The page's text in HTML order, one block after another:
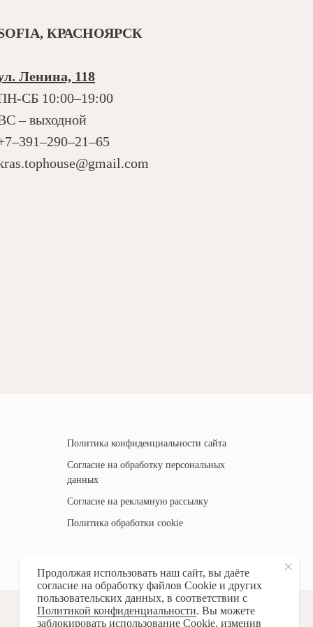
Продолжая использовать наш сайт, вы даёте
согласие на обработку файлов Cookie и других
пользовательских данных, в соответствии с
Политикой конфиденциальности. Вы можете
заблокировать использование Cookie, изменив
КРАСНОЯРСК
Ленина, 118
СБ 10:00–19:00
– выходной
Политика конфиденциальности сайта
Согласие на обработку персональных
данных
Согласие на рекламную рассылку
Политика обработки cookie